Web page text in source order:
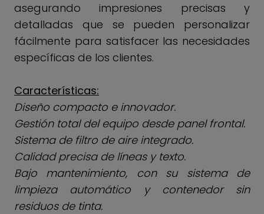
asegurando impresiones precisas y
detalladas que se pueden personalizar
fácilmente para satisfacer las necesidades
específicas de los clientes.
Características:
Diseño compacto e innovador.
Gestión total del equipo desde panel frontal.
Sistema de filtro de aire integrado.
Calidad precisa de líneas y texto.
Bajo mantenimiento, con su sistema de
limpieza automático y contenedor sin
residuos de tinta.